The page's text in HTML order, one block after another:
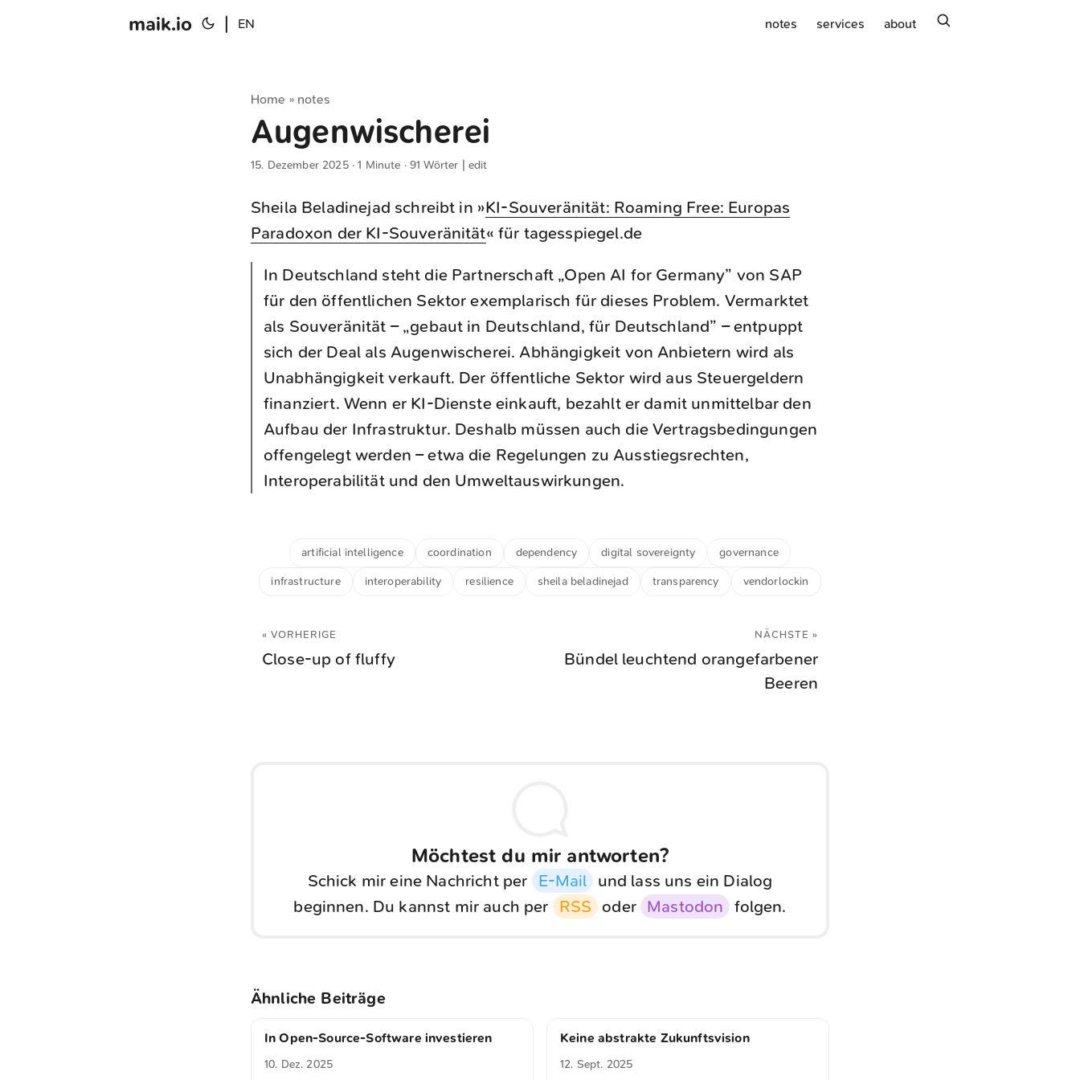
maik.io EN notes services about
Home » notes
Augenwischerei
15. Dezember 2025· 1 Minute · 91 Wörter | edit
Sheila Beladinejad schreibt in »KI-Souveränität: Roaming Free: Europas
Paradoxon der KI-Souveränität« für tagesspiegel.de
In Deutschland steht die Partnerschaft „Open AI for Germany” von SAP
für den öffentlichen Sektor exemplarisch für dieses Problem. Vermarktet
als Souveränität – „gebaut in Deutschland, für Deutschland” – entpuppt
sich der Deal als Augenwischerei. Abhängigkeit von Anbietern wird als
Unabhängigkeit verkauft. Der öffentliche Sektor wird aus Steuergeldern
finanziert. Wenn er KI-Dienste einkauft, bezahlt er damit unmittelbar den
Aufbau der Infrastruktur. Deshalb müssen auch die Vertragsbedingungen
offengelegt werden – etwa die Regelungen zu Ausstiegsrechten,
Interoperabilität und den Umweltauswirkungen.
artificial intelligence coordination dependency digital sovereignty governance
infrastructure interoperability resilience sheila beladinejad transparency vendorlockin
« VORHERIGE
Close-up of fluffy
NÄCHSTE »
Bündel leuchtend orangefarbener
Beeren
Möchtest du mir antworten?
Schick mir eine Nachricht per E-Mail
und lass uns ein Dialog
beginnen. Du kannst mir auch per
RSS oder Mastodon folgen.
Ähnliche Beiträge
In Open-Source-Software investieren
10. Dez. 2025
Keine abstrakte Zukunftsvision
12. Sept. 2025